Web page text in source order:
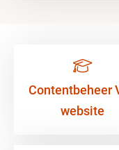
Contentbeheer
website